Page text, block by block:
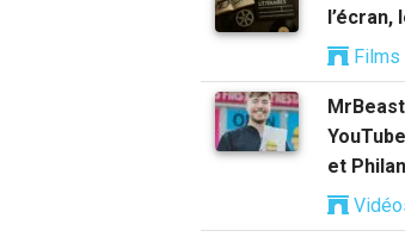
l’écran,
Films
et